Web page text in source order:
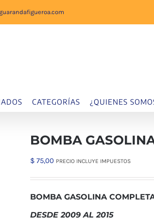
CATEGORÍAS ¿QUIENES
BOMBA
$ 75,00 PRECIO INCLUYE IMPUESTOS
BOMBA GASOLINA
DESDE 2009 AL 2015